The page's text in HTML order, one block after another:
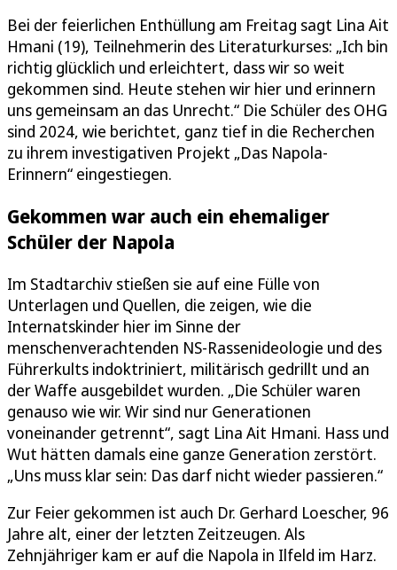
Bei der feierlichen Enthüllung am Freitag sagt Lina Ait
Hmani (19), Teilnehmerin des Literaturkurses: „Ich bin
richtig glücklich und erleichtert, dass wir so weit
gekommen sind. Heute stehen wir hier und erinnern
uns gemeinsam an das Unrecht.“ Die Schüler des OHG
sind 2024, wie berichtet, ganz tief in die Recherchen
zu ihrem investigativen Projekt „Das Napola-
Erinnern“ eingestiegen.
Gekommen war auch ein ehemaliger
Schüler der Napola
Im Stadtarchiv stießen sie auf eine Fülle von
Unterlagen und Quellen, die zeigen, wie die
Internatskinder hier im Sinne der
menschenverachtenden NS-Rassenideologie und des
Führerkults indoktriniert, militärisch gedrillt und an
der Waffe ausgebildet wurden. „Die Schüler waren
genauso wie wir. Wir sind nur Generationen
voneinander getrennt“, sagt Lina Ait Hmani. Hass und
Wut hätten damals eine ganze Generation zerstört.
„Uns muss klar sein: Das darf nicht wieder passieren.“
Zur Feier gekommen ist auch Dr. Gerhard Loescher, 96
Jahre alt, einer der letzten Zeitzeugen. Als
Zehnjähriger kam er auf die Napola in Ilfeld im Harz.